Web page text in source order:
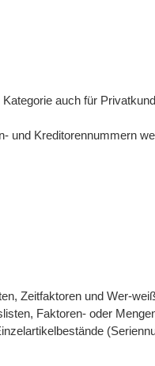
auch für
und Kreditorennummern
Zeitfaktoren und Wer-
Faktoren- oder